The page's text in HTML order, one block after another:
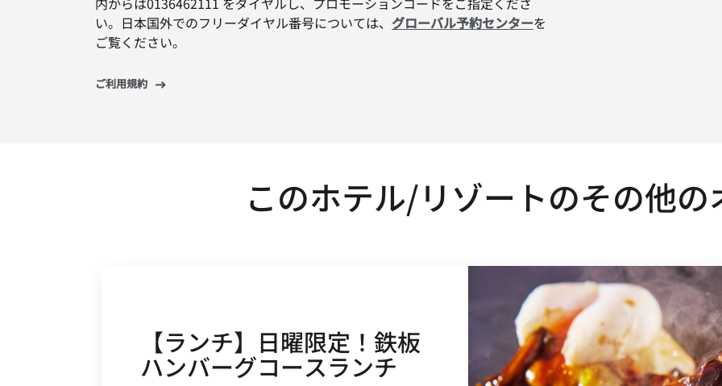
い。日本国外でのフリーダイヤル番号については、 グローバル予約センターを
ご覧ください。
ご利用規約
このホテル/リゾートのその他の
【ランチ】日曜限定！鉄板
ハンバーグコースランチ